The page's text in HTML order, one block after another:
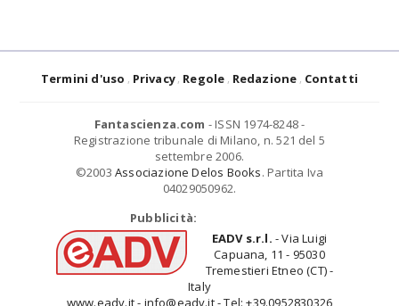
Termini d'uso Privacy Regole Redazione Contatti
Fantascienza.com - ISSN 1974-8248 -
Registrazione tribunale di Milano, n. 521 del 5
settembre 2006.
©2003 Associazione Delos Books. Partita Iva
04029050962.
Pubblicità:
EADV s.r.l. - Via Luigi
Capuana, 11 - 95030
Tremestieri Etneo (CT) -
Italy
www.eadv.it - info@eadv.it - Tel: +39.0952830326